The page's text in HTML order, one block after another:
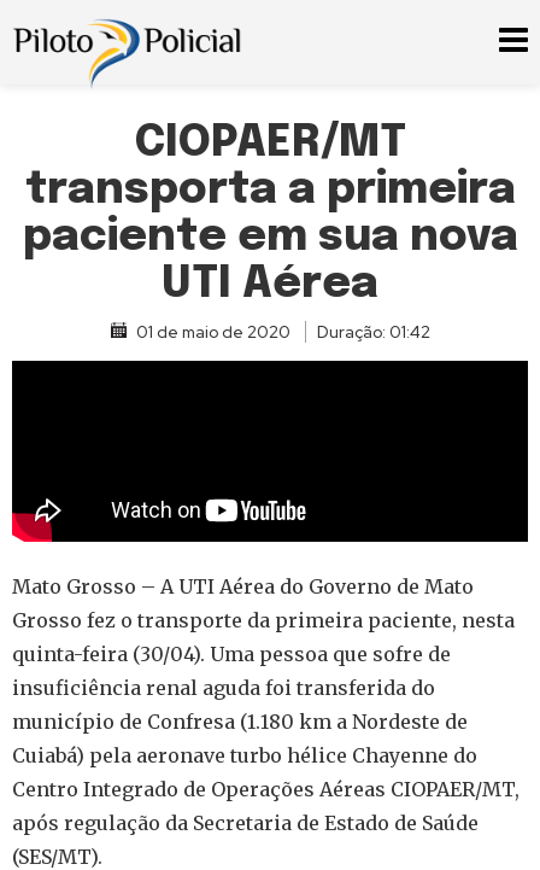
CIOPAER/MT
transporta a primeira
paciente em sua nova
UTI Aérea
01 de maio de 2020 Duração: 01:42
Mato Grosso – A UTI Aérea do Governo de Mato
Grosso fez o transporte da primeira paciente, nesta
quinta-feira (30/04). Uma pessoa que sofre de
insuficiência renal aguda foi transferida do
município de Confresa (1.180 km a Nordeste de
Cuiabá) pela aeronave turbo hélice Chayenne do
Centro Integrado de Operações Aéreas CIOPAER/MT,
após regulação da Secretaria de Estado de Saúde
(SES/MT).